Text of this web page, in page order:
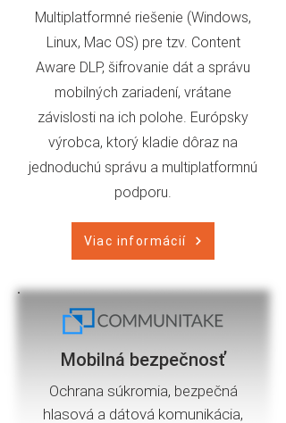
Multiplatformné riešenie (Windows,
Linux, Mac OS) pre tzv. Content
Aware DLP, šifrovanie dát a správu
mobilných zariadení, vrátane
závislosti na ich polohe. Európsky
výrobca, ktorý kladie dôraz na
jednoduchú správu a multiplatformnú
podporu.
Viac informácií
Mobilná bezpečnosť
Ochrana súkromia, bezpečná
hlasová a dátová komunikácia,